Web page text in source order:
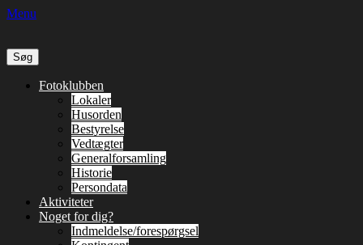
Menu
Søg
efter:
Primær
SpringFotoklubben
Lokaler
Husorden
Bestyrelse
Vedtægter
Generalforsamling
Historie
Persondata
Aktiviteter
Noget for dig?
Indmeldelse/forespørgsel